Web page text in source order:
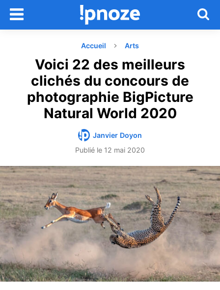
Accueil Arts
Voici 22 des meilleurs
clichés du concours de
photographie BigPicture
Natural World 2020
Janvier Doyon
Publié le 12 mai 2020